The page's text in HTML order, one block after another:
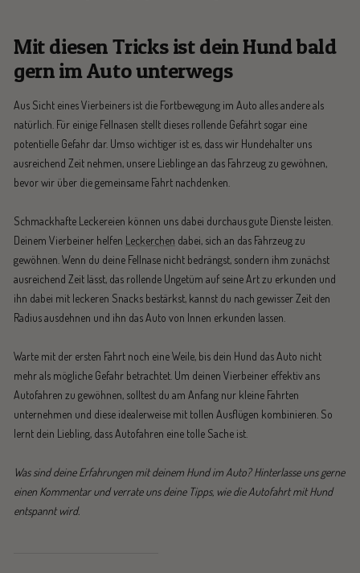
Mit diesen Tricks ist dein Hund bald
gern im Auto unterwegs
Aus Sicht eines Vierbeiners ist die Fortbewegung im Auto alles andere als
natürlich. Für einige Fellnasen stellt dieses rollende Gefährt sogar eine
potentielle Gefahr dar. Umso wichtiger ist es, dass wir Hundehalter uns
ausreichend Zeit nehmen, unsere Lieblinge an das Fahrzeug zu gewöhnen,
bevor wir über die gemeinsame Fahrt nachdenken.
Schmackhafte Leckereien können uns dabei durchaus gute Dienste leisten.
Deinem Vierbeiner helfen Leckerchen dabei, sich an das Fahrzeug zu
gewöhnen. Wenn du deine Fellnase nicht bedrängst, sondern ihm zunächst
ausreichend Zeit lässt, das rollende Ungetüm auf seine Art zu erkunden und
ihn dabei mit leckeren Snacks bestärkst, kannst du nach gewisser Zeit den
Radius ausdehnen und ihn das Auto von Innen erkunden lassen.
Warte mit der ersten Fahrt noch eine Weile, bis dein Hund das Auto nicht
mehr als mögliche Gefahr betrachtet. Um deinen Vierbeiner effektiv ans
Autofahren zu gewöhnen, solltest du am Anfang nur kleine Fahrten
unternehmen und diese idealerweise mit tollen Ausflügen kombinieren. So
lernt dein Liebling, dass Autofahren eine tolle Sache ist.
Was sind deine Erfahrungen mit deinem Hund im Auto? Hinterlasse uns gerne
einen Kommentar und verrate uns deine Tipps, wie die Autofahrt mit Hund
entspannt wird.